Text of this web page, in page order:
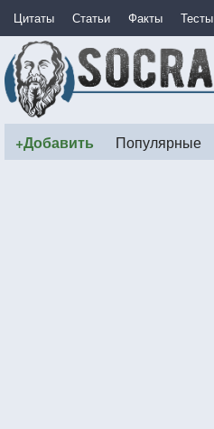
Цитаты Статьи Факты Тесты
+Добавить Популярные